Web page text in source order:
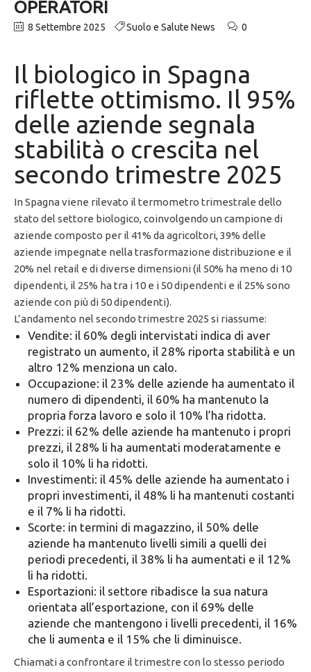
OPERATORI
8 Settembre 2025 Suolo e Salute News 0
Il biologico in Spagna
riflette ottimismo. Il 95%
delle aziende segnala
stabilità o crescita nel
secondo trimestre 2025
In Spagna viene rilevato il termometro trimestrale dello
stato del settore biologico, coinvolgendo un campione di
aziende composto per il 41% da agricoltori, 39% delle
aziende impegnate nella trasformazione distribuzione e il
20% nel retail e di diverse dimensioni (il 50% ha meno di 10
dipendenti, il 25% ha tra i 10 e i 50 dipendenti e il 25% sono
aziende con più di 50 dipendenti).
L’andamento nel secondo trimestre 2025 si riassume:
Vendite: il 60% degli intervistati indica di aver
registrato un aumento, il 28% riporta stabilità e un
altro 12% menziona un calo.
Occupazione: il 23% delle aziende ha aumentato il
numero di dipendenti, il 60% ha mantenuto la
propria forza lavoro e solo il 10% l’ha ridotta.
Prezzi: il 62% delle aziende ha mantenuto i propri
prezzi, il 28% li ha aumentati moderatamente e
solo il 10% li ha ridotti.
Investimenti: il 45% delle aziende ha aumentato i
propri investimenti, il 48% li ha mantenuti costanti
e il 7% li ha ridotti.
Scorte: in termini di magazzino, il 50% delle
aziende ha mantenuto livelli simili a quelli dei
periodi precedenti, il 38% li ha aumentati e il 12%
li ha ridotti.
Esportazioni: il settore ribadisce la sua natura
orientata all’esportazione, con il 69% delle
aziende che mantengono i livelli precedenti, il 16%
che li aumenta e il 15% che li diminuisce.
Chiamati a confrontare il trimestre con lo stesso periodo